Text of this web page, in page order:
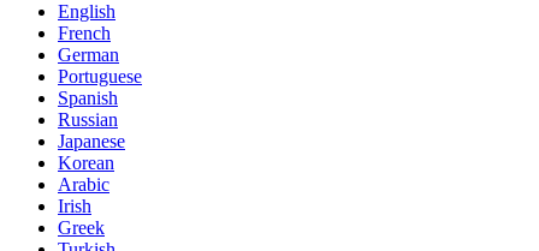
English
French
German
Portuguese
Spanish
Russian
Japanese
Korean
Arabic
Irish
Greek